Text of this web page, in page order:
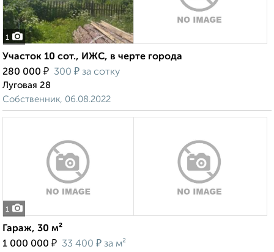
1
Участок 10 сот., ИЖС, в черте города
280 000 ₽ 300 ₽ за сотку
Луговая 28
Собственник, 06.08.2022
1
Гараж, 30 м²
1 000 000 ₽ 33 400 ₽ за м²